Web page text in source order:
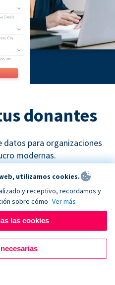
donantes
para organizaciones
modernas.
de recaudación de
a tomar decisiones
utilizamos cookies.
y receptivo, recordamos y
sobre cómo Ver más
las cookies